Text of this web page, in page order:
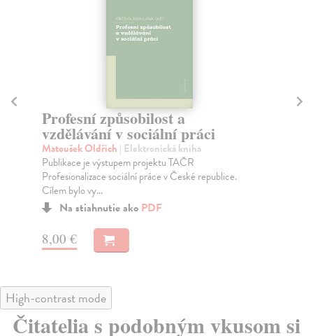
Profesní způsobilost a
vzdělávání v sociální práci
Matoušek Oldřich | Elektronická kniha
Publikace je výstupem projektu TAČR
Profesionalizace sociální práce v České republice.
Cílem bylo vy...
Na stiahnutie ako PDF
8,00 €
High-contrast mode
Čitatelia s podobným vkusom si